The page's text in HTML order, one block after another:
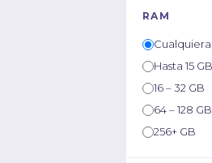
RAM
Cualquiera
Hasta 15 GB
16 – 32 GB
64 – 128 GB
256+ GB